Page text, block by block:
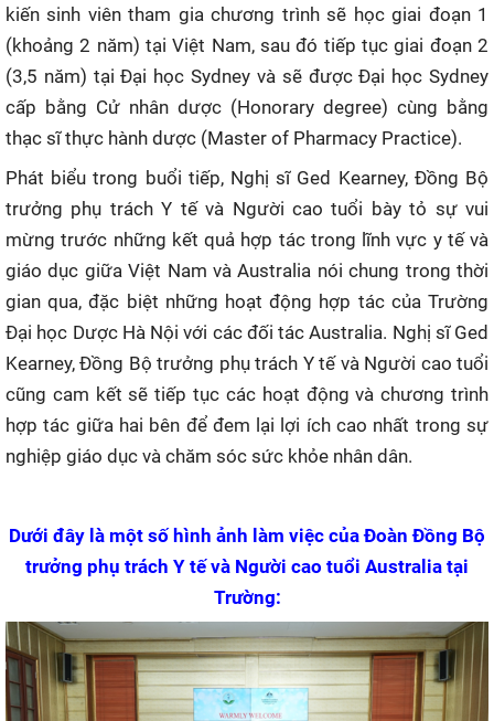
kiến sinh viên tham gia chương trình sẽ học giai đoạn 1
(khoảng 2 năm) tại Việt Nam, sau đó tiếp tục giai đoạn 2
(3,5 năm) tại Đại học Sydney và sẽ được Đại học Sydney
cấp bằng Cử nhân dược (Honorary degree) cùng bằng
thạc sĩ thực hành dược (Master of Pharmacy Practice).
Phát biểu trong buổi tiếp, Nghị sĩ Ged Kearney, Đồng Bộ
trưởng phụ trách Y tế và Người cao tuổi bày tỏ sự vui
mừng trước những kết quả hợp tác trong lĩnh vực y tế và
giáo dục giữa Việt Nam và Australia nói chung trong thời
gian qua, đặc biệt những hoạt động hợp tác của Trường
Đại học Dược Hà Nội với các đối tác Australia. Nghị sĩ Ged
Kearney, Đồng Bộ trưởng phụ trách Y tế và Người cao tuổi
cũng cam kết sẽ tiếp tục các hoạt động và chương trình
hợp tác giữa hai bên để đem lại lợi ích cao nhất trong sự
nghiệp giáo dục và chăm sóc sức khỏe nhân dân.
Dưới đây là một số hình ảnh làm việc của Đoàn Đồng Bộ
trưởng phụ trách Y tế và Người cao tuổi Australia tại
Trường: